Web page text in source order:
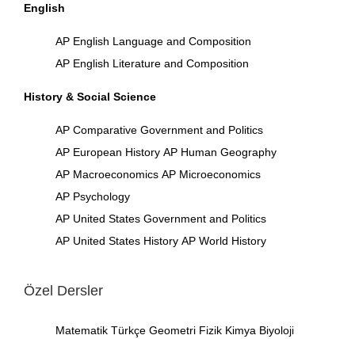
English
AP English Language and Composition
AP English Literature and Composition
History & Social Science
AP Comparative Government and Politics
AP European History AP Human Geography
AP Macroeconomics AP Microeconomics
AP Psychology
AP United States Government and Politics
AP United States History AP World History
Özel Dersler
Matematik Türkçe Geometri Fizik Kimya Biyoloji